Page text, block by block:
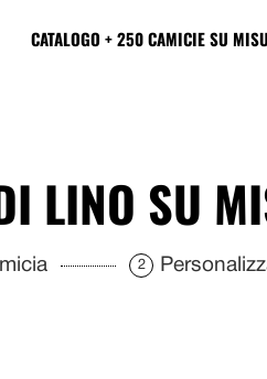
CATALOGO + 250 CAMICIE SU
LINO SU
2